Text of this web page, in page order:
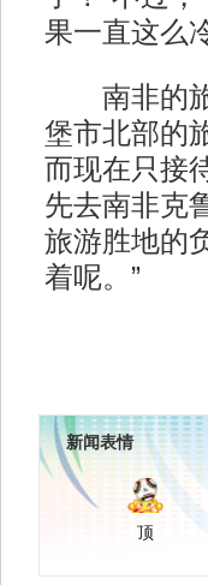
果一直这么
南非的旅
堡市北部的
而现在只接
先去南非克
旅游胜地的
着呢。”
新闻表情
顶